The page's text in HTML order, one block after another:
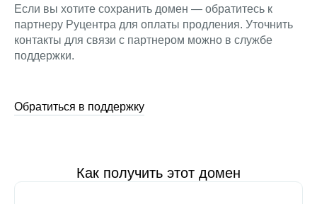
Если вы хотите сохранить домен — обратитесь к
партнеру Руцентра для оплаты продления. Уточнить
контакты для связи с партнером можно в службе
поддержки.
Обратиться в поддержку
Как получить этот домен